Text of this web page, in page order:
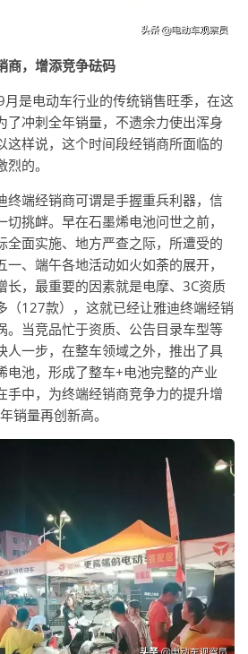
商，增添竞争砝码
是电动车行业的传统销售旺季，在这
了冲刺全年销量，不遗余力使出浑身
这样说，这个时间段经销商所面临的
的。
终端经销商可谓是手握重兵利器，信
挑衅。早在石墨烯电池问世之前，
全面实施、地方严查之际，所遭受的
、端午各地活动如火如荼的展开，
长，最重要的因素就是电摩、3C资质
（127款），这就已经让雅迪终端经销
。当竞品忙于资质、公告目录车型等
人一步，在整车领域之外，推出了具
电池，形成了整车+电池完整的产业
手中，为终端经销商竞争力的提升增
销量再创新高。